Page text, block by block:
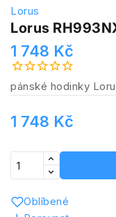
Lorus
Lorus
1 748 Kč
pánské hodinky
1 748 Kč
Oblíbené